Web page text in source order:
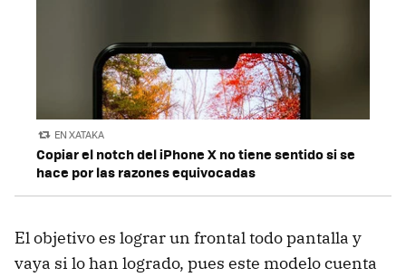
EN XATAKA
Copiar el notch del iPhone X no tiene sentido si se
hace por las razones equivocadas
El objetivo es lograr un frontal todo pantalla y
vaya si lo han logrado, pues este modelo cuenta